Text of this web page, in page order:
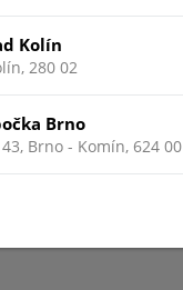
Kolín
280 02
Brno
Brno - Komín, 624 00